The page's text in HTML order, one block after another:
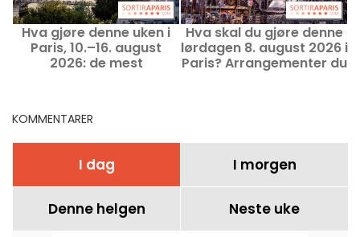
Hva gjøre denne uken i
Paris, 10.–16. august
2026: de mest
Hva skal du gjøre denne
lørdagen 8. august 2026 i
Paris? Arrangementer du
KOMMENTARER
I dag I morgen
Denne helgen Neste uke